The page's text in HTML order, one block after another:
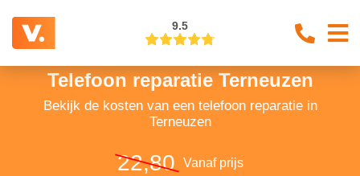
9.5
Telefoon reparatie Terneuzen
Bekijk de kosten van een telefoon reparatie in
Terneuzen
22,80 Vanaf prijs